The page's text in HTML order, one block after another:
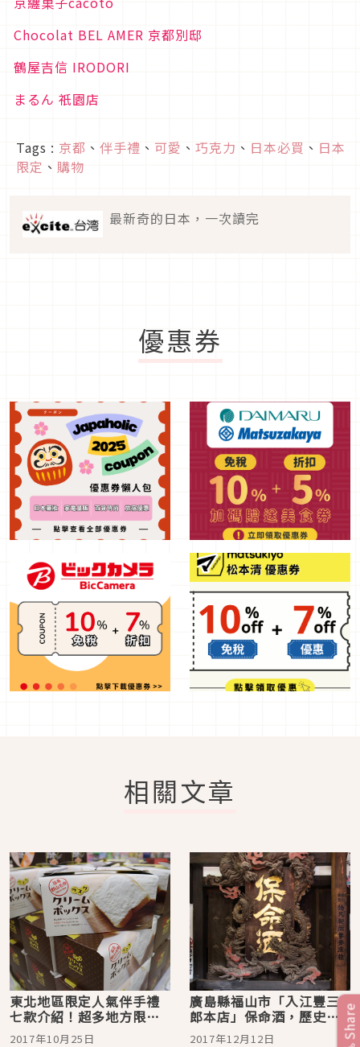
Chocolat BEL AMER 京都別邸
鶴屋吉信 IRODORI
まるん 祇園店
Tags : 京都 、 伴手禮 、 可愛 、 巧克力 、 日本必買 、 日本
限定 、 購物
最新奇的日本，一次讀完
優惠券
相關文章
東北地區限定人氣伴手禮
七款介紹！超多地方限定
絕對必買！
2017年10月25日
廣島縣福山市「入江豐三
郎本店」保命酒，歷史悠
久來一瓶當伴手禮吧
2017年12月12日 Share